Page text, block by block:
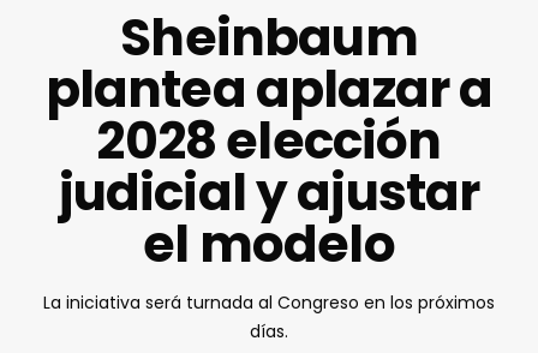
Sheinbaum
plantea aplazar a
2028 elección
judicial y ajustar
el modelo
La iniciativa será turnada al Congreso en los próximos
días.